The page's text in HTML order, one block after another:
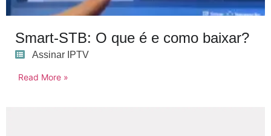
Smart-STB: O que é e como baixar?
Assinar IPTV
Read More »